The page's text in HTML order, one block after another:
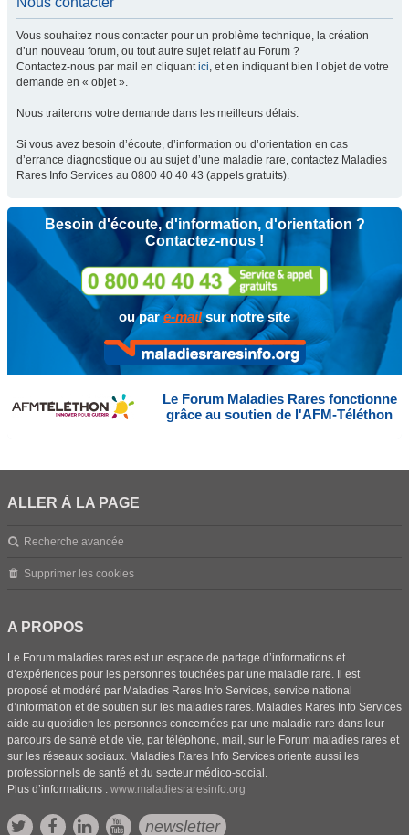
Vous souhaitez nous contacter pour un problème technique, la création
d’un nouveau forum, ou tout autre sujet relatif au Forum ?
Contactez-nous par mail en cliquantici, et en indiquant bien l’objet de votre
demande en « objet ».
Nous traiterons votre demande dans les meilleurs délais.
Si vous avez besoin d’écoute, d’information ou d’orientation en cas
d’errance diagnostique ou au sujet d’une maladie rare, contactez Maladies
Rares Info Services au 0800 40 40 43 (appels gratuits).
Besoin d'écoute, d'information, d'orientation ?
Contactez-nous !
ou pare-mailsur notre site
Le Forum Maladies Rares fonctionne
grâce au soutien de l'AFM-Téléthon
ALLER À LA PAGE
Recherche avancée
Supprimer les cookies
A PROPOS
Le Forum maladies rares est un espace de partage d’informations et
d’expériences pour les personnes touchées par une maladie rare. Il est
proposé et modéré par Maladies Rares Info Services, service national
d’information et de soutien sur les maladies rares. Maladies Rares Info Services
aide au quotidien les personnes concernées par une maladie rare dans leur
parcours de santé et de vie, par téléphone, mail, sur le Forum maladies rares et
sur les réseaux sociaux. Maladies Rares Info Services oriente aussi les
professionnels de santé et du secteur médico-social.
Plus d’informations : www.maladiesraresinfo.org
newsletter